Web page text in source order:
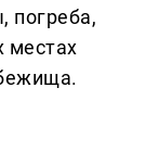
погреба,
местах